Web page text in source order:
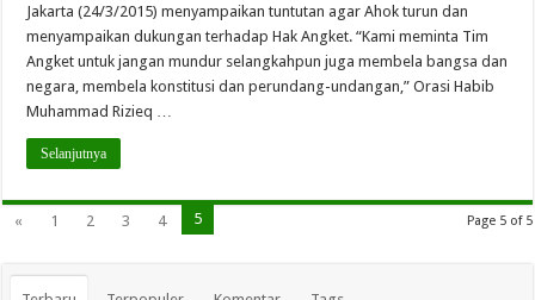
Jakarta (24/3/2015) menyampaikan tuntutan agar Ahok turun dan
menyampaikan dukungan terhadap Hak Angket. “Kami meminta Tim
Angket untuk jangan mundur selangkahpun juga membela bangsa dan
negara, membela konstitusi dan perundang-undangan,” Orasi Habib
Muhammad Rizieq …
Selanjutnya
Page 5 of 5
« 1 2 3 4 5